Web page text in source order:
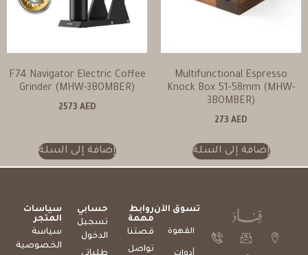
Multifunctional Espresso
Knock Box 51-58mm (MHW-
3BOMBER)
273 AED
إضافة إلى السلة
F74 Navigator Electric Coffee
Grinder (MHW-3BOMBER)
2573 AED
إضافة إلى السلة
تسوق الآن
القهوة
روابط
مهمة
قصتنا
تواصل
حسابي
تسجيل
الدخول
سياسات
المتجر
سياسة
الخصوصية